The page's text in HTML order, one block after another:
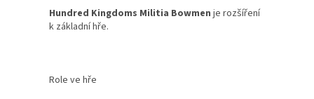
Hundred Kingdoms Militia Bowmen je rozšíření
k základní hře.
Role ve hře